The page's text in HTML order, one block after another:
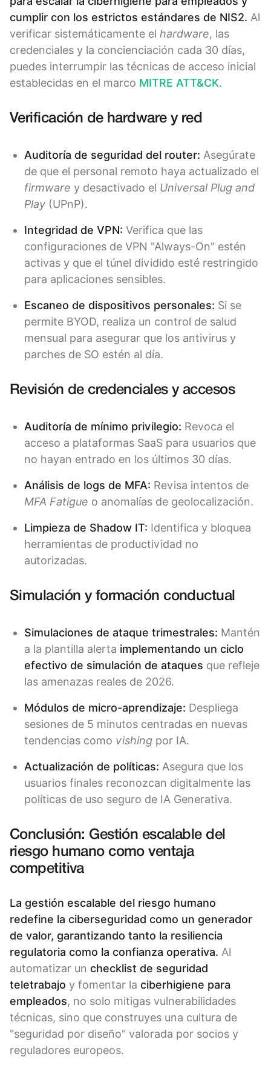
cumplir con los estrictos estándares de NIS2. Al
verificar sistemáticamente el hardware, las
credenciales y la concienciación cada 30 días,
puedes interrumpir las técnicas de acceso inicial
establecidas en el marco MITRE ATT&CK.
Verificación de hardware y red
Auditoría de seguridad del router: Asegúrate
de que el personal remoto haya actualizado el
firmware y desactivado el Universal Plug and
Play (UPnP).
Integridad de VPN: Verifica que las
configuraciones de VPN "Always-On" estén
activas y que el túnel dividido esté restringido
para aplicaciones sensibles.
Escaneo de dispositivos personales: Si se
permite BYOD, realiza un control de salud
mensual para asegurar que los antivirus y
parches de SO estén al día.
Revisión de credenciales y accesos
Auditoría de mínimo privilegio: Revoca el
acceso a plataformas SaaS para usuarios que
no hayan entrado en los últimos 30 días.
Análisis de logs de MFA: Revisa intentos de
MFA Fatigue o anomalías de geolocalización.
Limpieza de Shadow IT: Identifica y bloquea
herramientas de productividad no
autorizadas.
Simulación y formación conductual
Simulaciones de ataque trimestrales: Mantén
a la plantilla alerta implementando un ciclo
efectivo de simulación de ataques que refleje
las amenazas reales de 2026.
Módulos de micro-aprendizaje: Despliega
sesiones de 5 minutos centradas en nuevas
tendencias como vishing por IA.
Actualización de políticas: Asegura que los
usuarios finales reconozcan digitalmente las
políticas de uso seguro de IA Generativa.
Conclusión: Gestión escalable del
riesgo humano como ventaja
competitiva
La gestión escalable del riesgo humano
redefine la ciberseguridad como un generador
de valor, garantizando tanto la resiliencia
regulatoria como la confianza operativa. Al
automatizar un checklist de seguridad
teletrabajo y fomentar la ciberhigiene para
empleados, no solo mitigas vulnerabilidades
técnicas, sino que construyes una cultura de
"seguridad por diseño" valorada por socios y
reguladores europeos.